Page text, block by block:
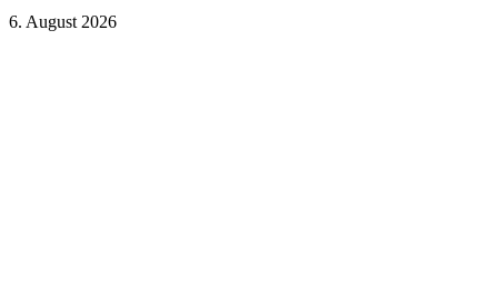
6. August 2026